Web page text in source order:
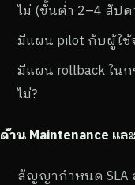
ไม่ (ขั้นต่ำ 2–4 สัปด
มีแผน pilot กับผู้ใช้
มีแผน rollback ใน
ไม่?
ด้าน Maintenance แล
สัญญากำหนด SLA